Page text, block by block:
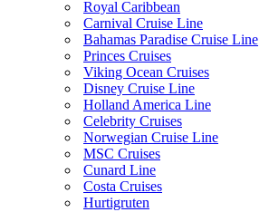
Royal Caribbean
Carnival Cruise Line
Bahamas Paradise Cruise Line
Princes Cruises
Viking Ocean Cruises
Disney Cruise Line
Holland America Line
Celebrity Cruises
Norwegian Cruise Line
MSC Cruises
Cunard Line
Costa Cruises
Hurtigruten